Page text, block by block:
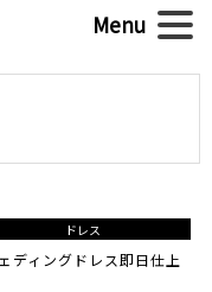
ドレス
ディングドレス即日仕上